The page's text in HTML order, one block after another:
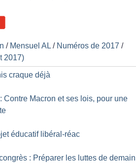
/ Mensuel AL / Numéros de 2017 /
2017)
craque déjà
Contre Macron et ses lois, pour une
éducatif libéral-réac
: Préparer les luttes de demain